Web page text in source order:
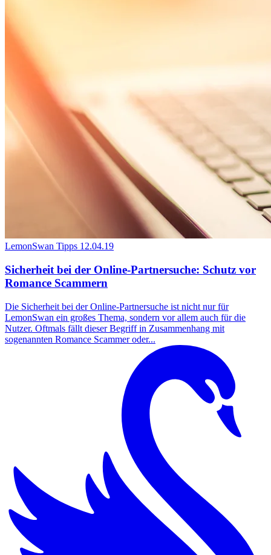
LemonSwan Tipps 12.04.19
Sicherheit bei der Online-Partnersuche: Schutz vor
Romance Scammern
Die Sicherheit bei der Online-Partnersuche ist nicht nur für
LemonSwan ein großes Thema, sondern vor allem auch für die
Nutzer. Oftmals fällt dieser Begriff in Zusammenhang mit
sogenannten Romance Scammer oder...